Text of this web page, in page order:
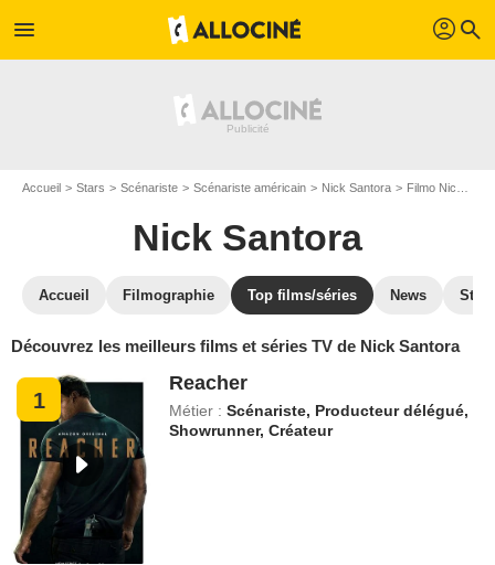
menu profil search
Accueil Stars Scénariste Scénariste américain Nick Santora Filmo Nick Santora
Nick Santora
Accueil Filmographie Top films/séries News
Découvrez les meilleurs films et séries TV de Nick Santora
1
Reacher
Métier :Scénariste, Producteur délégué,
Showrunner, Créateur